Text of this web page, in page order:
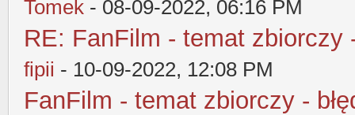
Tomek - 08-09-2022, 06:16 PM
RE: FanFilm - temat zbiorczy
fipii - 10-09-2022, 12:08 PM
FanFilm - temat zbiorczy -